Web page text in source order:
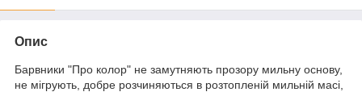
Опис
Барвники "Про колор" не замутняють прозору мильну основу,
не мігрують, добре розчиняються в розтопленій мильній масі,